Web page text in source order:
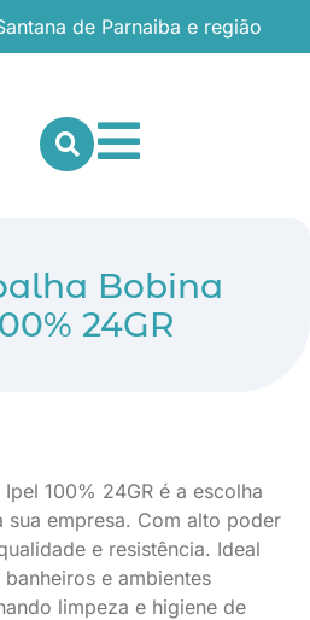
de Parnaiba e região
Bobina
24GR
100% 24GR é a escolha
sua empresa. Com alto poder
e resistência. Ideal
e ambientes
limpeza e higiene de